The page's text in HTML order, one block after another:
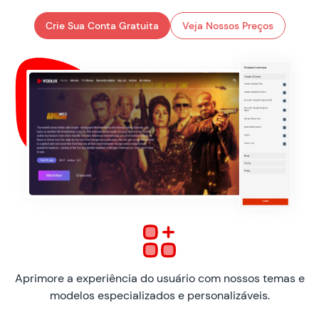
Crie Sua Conta Gratuita Veja Nossos Preços
Aprimore a experiência do usuário com nossos temas e
modelos especializados e personalizáveis.